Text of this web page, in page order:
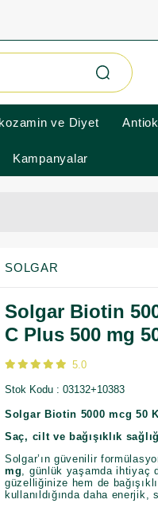
ve Diyet
Kampanyalar
SOLGAR
Solgar Biotin
C Plus 500 mg
5.0
Stok Kodu 03132+10383
Solgar Biotin 5000 mcg 50
Saç, cilt ve bağışıklık
Solgar’ın güvenilir
mg, günlük yaşamda ihtiyaç
güzelliğinize hem de
kullanıldığında daha enerjik,